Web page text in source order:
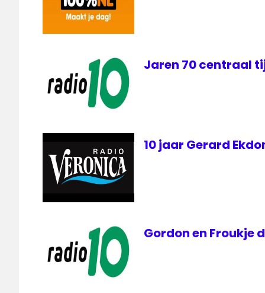
Jaren 70 centraal
10 jaar Gerard
Gordon en Froukje